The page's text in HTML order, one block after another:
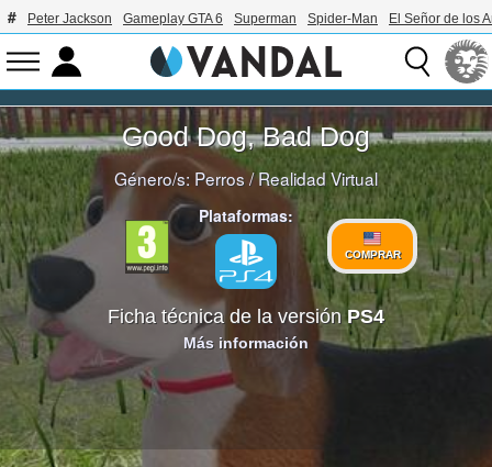
Peter Jackson Gameplay GTA 6 Superman Spider-Man El Señor de los
Good Dog, Bad Dog
Género/s: Perros/Realidad Virtual
Plataformas:
COMPRAR
Ficha técnica de la versiónPS4
Más información